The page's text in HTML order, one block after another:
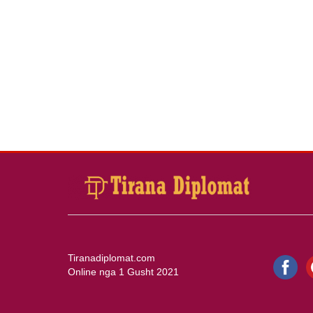
Tiranadiplomat.com
Online nga 1 Gusht 2021